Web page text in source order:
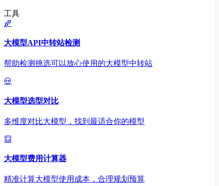
工具
大模型API中转站检测
帮助检测挑选可以放心使用的大模型中转站
大模型选型对比
多维度对比大模型，找到最适合你的模型
大模型费用计算器
精准计算大模型使用成本，合理规划预算